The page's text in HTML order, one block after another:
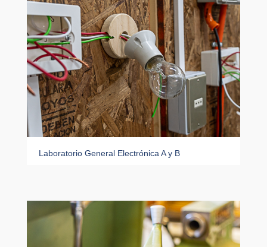
Laboratorio General Electrónica A y B